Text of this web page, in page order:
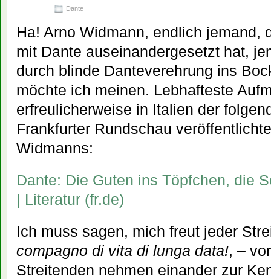
Dante
Ha! Arno Widmann, endlich jemand,
mit Dante auseinandergesetzt hat,
durch blinde Danteverehrung ins
möchte ich meinen. Lebhafteste
erfreulicherweise in Italien der
Frankfurter Rundschau
Widmanns:
Dante: Die Guten ins Töpfchen, die
| Literatur (fr.de)
Ich muss sagen, mich freut jeder
compagno di vita di lunga data!, –
Streitenden nehmen einander zur